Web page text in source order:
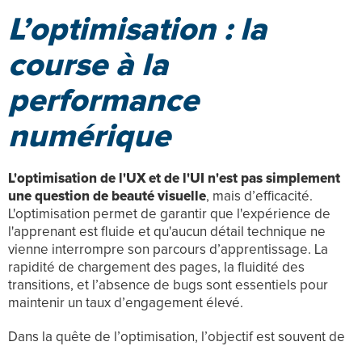
L’optimisation : la
course à la
performance
numérique
L'optimisation de l'UX et de l'UI n'est pas simplement
une question de beauté visuelle, mais d’efficacité.
L'optimisation permet de garantir que l'expérience de
l'apprenant est fluide et qu'aucun détail technique ne
vienne interrompre son parcours d’apprentissage. La
rapidité de chargement des pages, la fluidité des
transitions, et l’absence de bugs sont essentiels pour
maintenir un taux d’engagement élevé.
Dans la quête de l’optimisation, l’objectif est souvent de